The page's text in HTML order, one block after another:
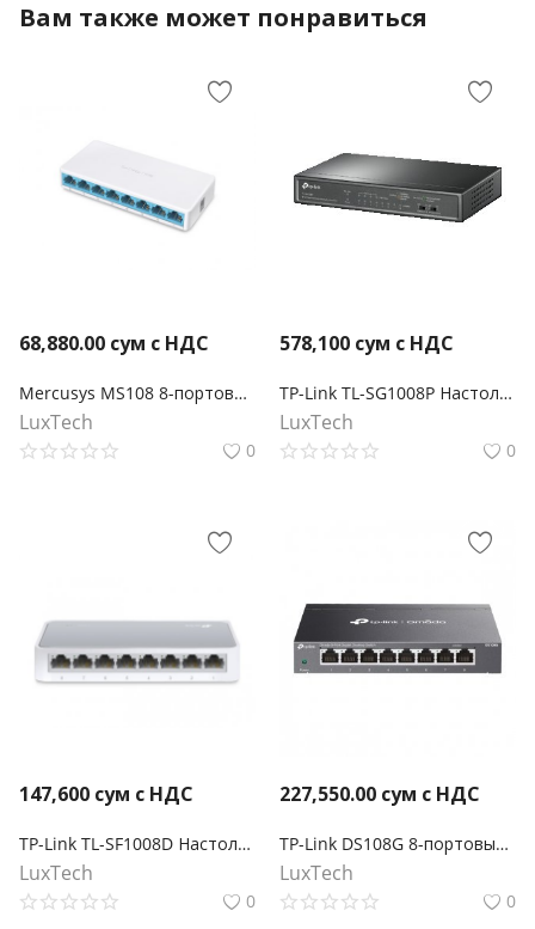
Вам также может понравиться
68,880.00 сум с НДС
Mercusys MS108 8-портовый 10/100 Мбит/с настольный коммутатор
LuxTech
0
578,100 сум с НДС
TP-Link TL-SG1008P Настольный коммутатор с 8 гигабитными портами (4 порта PoE+)
LuxTech
0
147,600 сум с НДС
TP-Link TL-SF1008D Настольный коммутатор с 8 портами 100 Мбит/с
LuxTech
0
227,550.00 сум с НДС
TP-Link DS108G 8-портовый гигабитный настольный коммутатор Omada
LuxTech
0